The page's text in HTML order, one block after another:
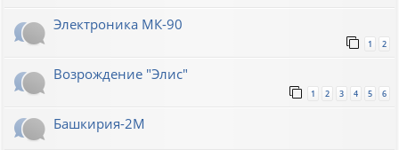
Электроника МК-90
1 2
Возрождение "Элис"
1 2 3 4 5 6
Башкирия-2М